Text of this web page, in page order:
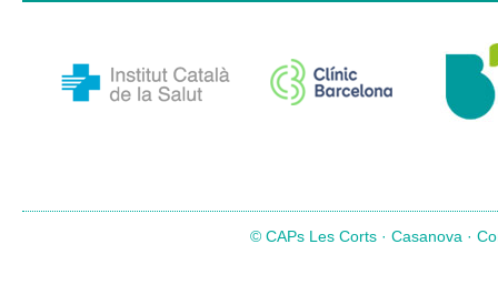
© CAPs Les Corts · Casanova ·